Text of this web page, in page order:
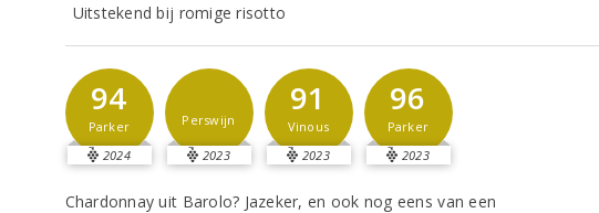
Uitstekend bij romige risotto
94
Parker
2024
Perswijn
2023
91
Vinous
2023
96
Parker
2023
Chardonnay uit Barolo? Jazeker, en ook nog eens van een